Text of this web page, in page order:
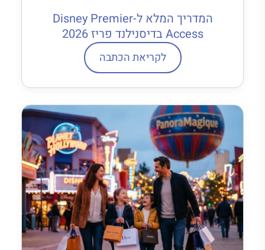
המדריך המלא ל-Disney Premier
Access בדיסנילנד פריז 2026
לקריאת הכתבה